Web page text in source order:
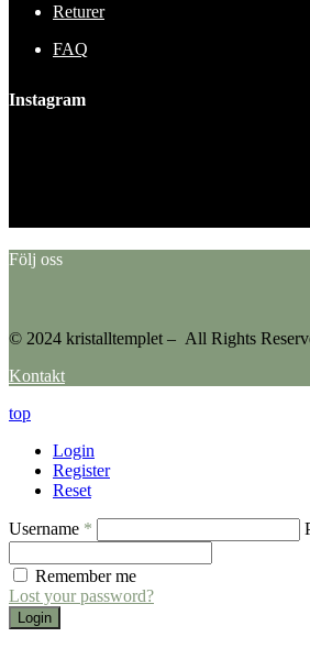
Returer
FAQ
Instagram
Följ oss
© 2024 kristalltemplet – All Rights
Kontakt
top
Login
Register
Reset
Username *
Remember me
Lost your password?
Login